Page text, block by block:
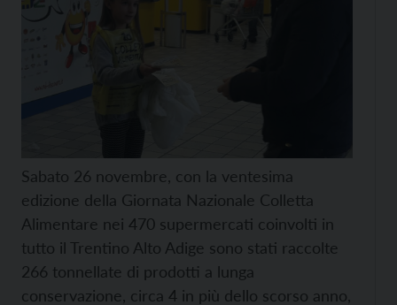
Sabato 26 novembre, con la ventesima
edizione della Giornata Nazionale Colletta
Alimentare nei 470 supermercati coinvolti in
tutto il Trentino Alto Adige sono stati raccolte
266 tonnellate di prodotti a lunga
conservazione, circa 4 in più dello scorso anno,